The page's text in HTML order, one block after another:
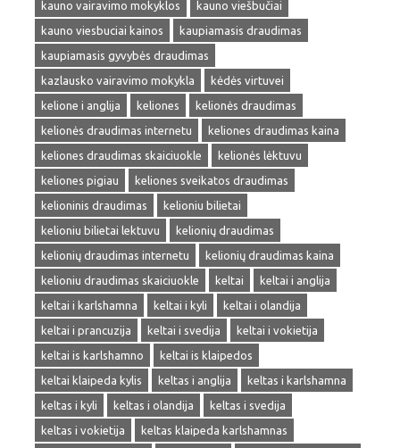
kauno vairavimo mokyklos
kauno viešbučiai
kauno viesbuciai kainos
kaupiamasis draudimas
kaupiamasis gyvybės draudimas
kazlausko vairavimo mokykla
kėdės virtuvei
kelione i anglija
keliones
kelionės draudimas
kelionės draudimas internetu
keliones draudimas kaina
keliones draudimas skaiciuokle
kelionės lėktuvu
keliones pigiau
keliones sveikatos draudimas
kelioninis draudimas
kelioniu bilietai
kelioniu bilietai lektuvu
kelionių draudimas
kelionių draudimas internetu
kelionių draudimas kaina
kelioniu draudimas skaiciuokle
keltai
keltai i anglija
keltai i karlshamna
keltai i kyli
keltai i olandija
keltai i prancuzija
keltai i svedija
keltai i vokietija
keltai is karlshamno
keltai is klaipedos
keltai klaipeda kylis
keltas i anglija
keltas i karlshamna
keltas i kyli
keltas i olandija
keltas i svedija
keltas i vokietija
keltas klaipeda karlshamnas